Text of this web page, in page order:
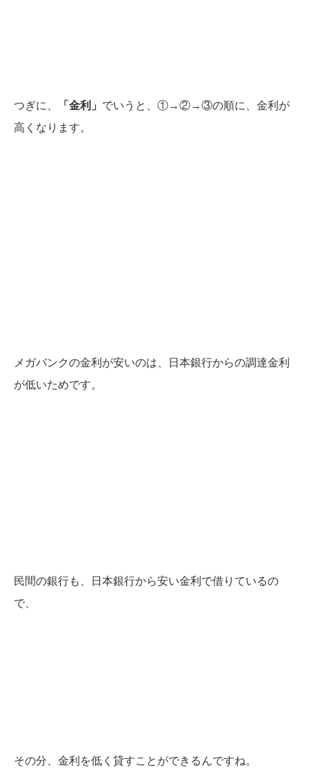
つぎに、 「金利」 でいうと、①→②→③の順に、金利が
高くなります。
メガバンクの金利が安いのは、日本銀行からの調達金利
が低いためです。
民間の銀行も、日本銀行から安い金利で借りているの
で、
その分、金利を低く貸すことができるんですね。